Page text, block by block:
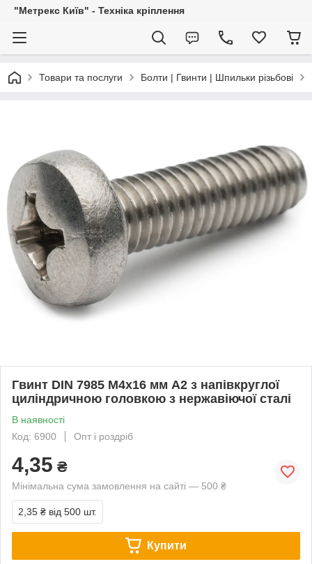
"Метрекс Київ" - Техніка кріплення
Товари та послуги Болти | Гвинти | Шпильки різьбові
Гвинт DIN 7985 М4х16 мм А2 з напівкруглої
циліндричною головкою з нержавіючої сталі
В наявності
Код: 6900
Опт і роздріб
4,35 ₴
Мінімальна сума замовлення на сайті — 500 ₴
2,35 ₴ від 500 шт.
Купити